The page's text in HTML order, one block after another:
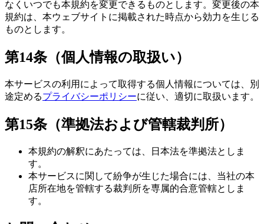
なくいつでも本規約を変更できるものとします。変更後の本
規約は、本ウェブサイトに掲載された時点から効力を生じる
ものとします。
第14条（個人情報の取扱い）
本サービスの利用によって取得する個人情報については、別
途定めるプライバシーポリシーに従い、適切に取扱います。
第15条（準拠法および管轄裁判所）
本規約の解釈にあたっては、日本法を準拠法としま
す。
本サービスに関して紛争が生じた場合には、当社の本
店所在地を管轄する裁判所を専属的合意管轄としま
す。